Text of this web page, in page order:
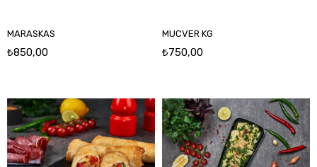
MARASKAS
₺850,00
MUCVER KG
₺750,00